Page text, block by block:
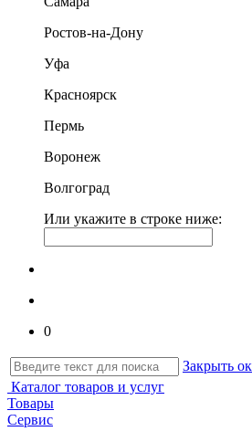
Ростов-на-Дону
Уфа
Красноярск
Пермь
Воронеж
Волгоград
Или укажите в строке ниже:
0
Закрыть
Каталог товаров и услуг
Товары
Сервис